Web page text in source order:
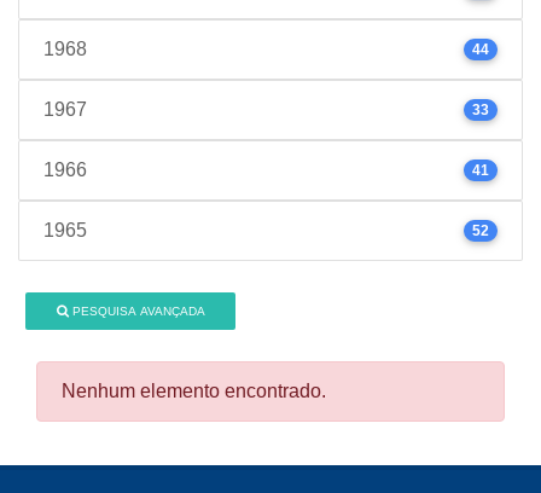
1968 44
1967 33
1966 41
1965 52
PESQUISA AVANÇADA
Nenhum elemento encontrado.